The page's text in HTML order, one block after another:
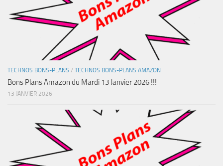
TECHNOS BONS-PLANS / TECHNOS BONS-PLANS AMAZON
Bons Plans Amazon du Mardi 13 Janvier 2026 !!!
13 JANVIER 2026